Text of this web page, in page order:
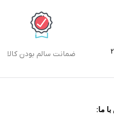
ضمانت سالم بودن کالا
ما: